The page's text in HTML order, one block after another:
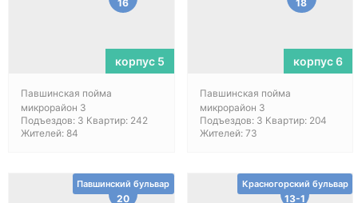
16
корпус 5
Павшинская пойма
микрорайон 3
Подъездов: 3 Квартир: 242
Жителей: 84
18
корпус 6
Павшинская пойма
микрорайон 3
Подъездов: 3 Квартир: 204
Жителей: 73
Павшинский бульвар
20
Красногорский бульвар
13-1